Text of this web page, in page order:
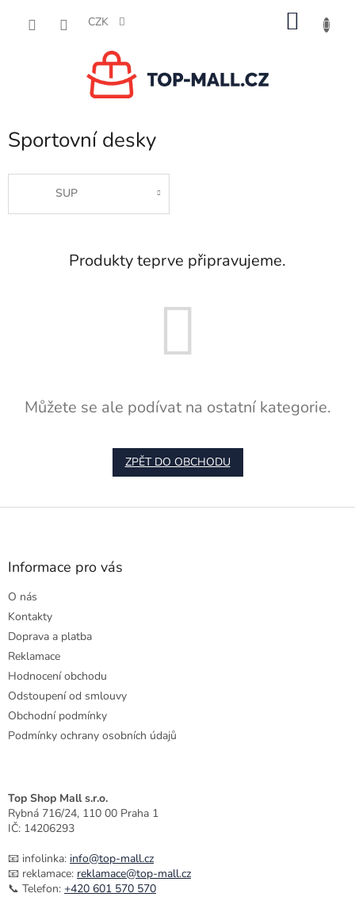
CZK
Sportovní desky
SUP
Produkty teprve připravujeme.
Můžete se ale podívat na ostatní kategorie.
ZPĚT DO OBCHODU
Z
Informace pro vás
O nás
Kontakty
Doprava a platba
Reklamace
Hodnocení obchodu
Odstoupení od smlouvy
Obchodní podmínky
Podmínky ochrany osobních údajů
Top Shop Mall s.r.o.
Rybná 716/24, 110 00 Praha 1
IČ: 14206293
📧 infolinka: info@top-mall.cz
📧 reklamace: reklamace@top-mall.cz
📞 Telefon: +420 601 570 570